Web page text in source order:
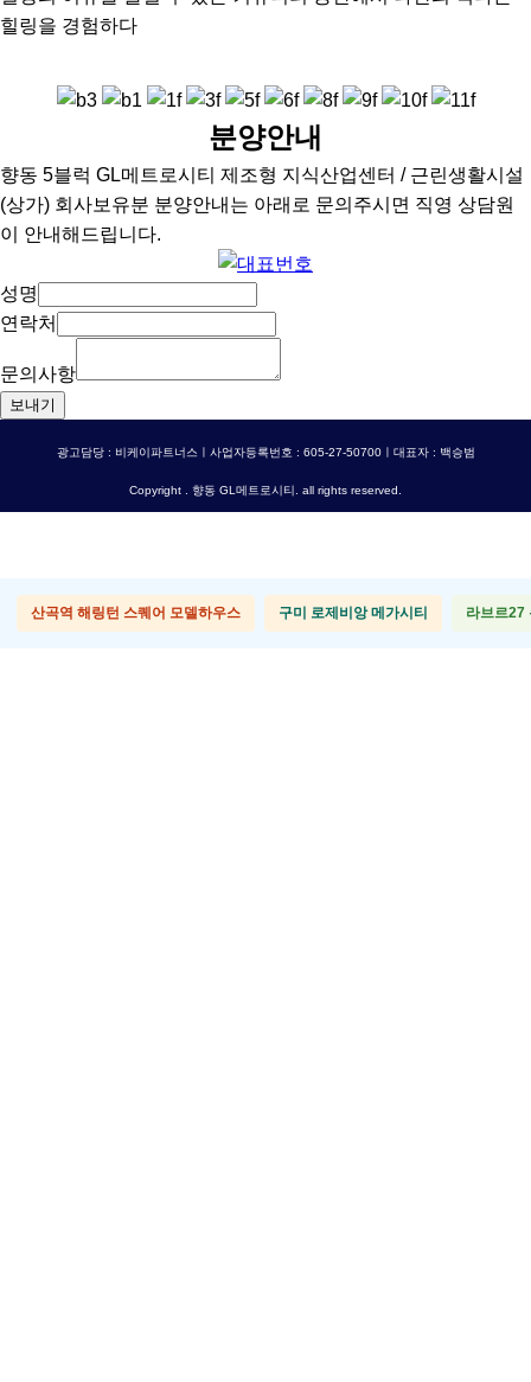
힐링을 경험하다
분양안내
향동 5블럭 GL메트로시티 제조형 지식산업센터 / 근린생활시설
(상가) 회사보유분 분양안내는 아래로 문의주시면 직영 상담원
이 안내해드립니다.
성명
연락처
문의사항
보내기
광고담당 : 비케이파트너스ㅣ사업자등록번호 : 605-27-50700ㅣ대표자 : 백승범
Copyright . 향동 GL메트로시티. all rights reserved.
산곡역 해링턴 스퀘어 모델하우스 구미 로제비앙 메가시티 라브르27